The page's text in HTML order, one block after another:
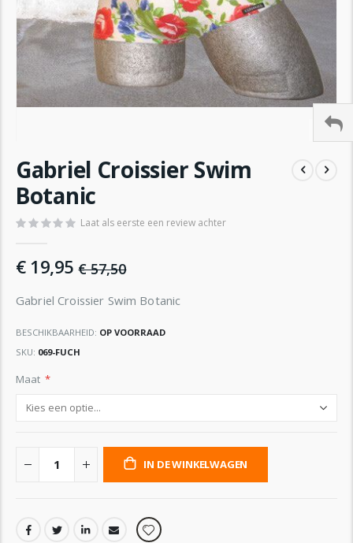
naar
het
begin
de
gallerij
Gabriel Croissier Swim
Botanic
Laat als eerste een review achter
€ 19,95 € 57,50
Gabriel Croissier Swim Botanic
BESCHIKBAARHEID: OP VOORRAAD
SKU 069-FUCH
Maat
IN DE WINKELWAGEN